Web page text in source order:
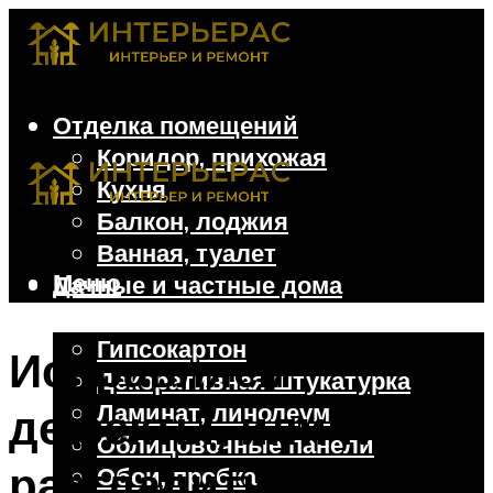
Отделка помещений
Коридор, прихожая
Кухня
Балкон, лоджия
Ванная, туалет
Дачные и частные дома
Гипсокартон
Декоративная штукатурка
Ламинат, линолеум
Облицовочные панели
Обои, пробка
Меню
Исправляем
дефекты, или Как